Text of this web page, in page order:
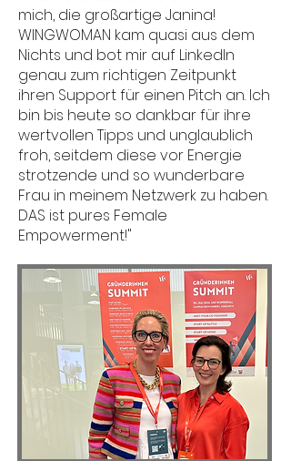
mich, die großartige Janina!
WINGWOMAN kam quasi aus dem
Nichts und bot mir auf LinkedIn
genau zum richtigen Zeitpunkt
ihren Support für einen Pitch an. Ich
bin bis heute so dankbar für ihre
wertvollen Tipps und unglaublich
froh, seitdem diese vor Energie
strotzende und so wunderbare
Frau in meinem Netzwerk zu haben.
DAS ist pures Female
Empowerment!"